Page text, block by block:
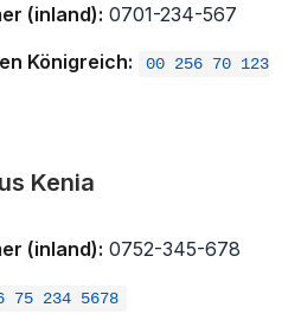
(inland): 0701-234-567
Königreich:
00 256 70 123
Kenia
(inland): 0752-345-678
75 234 5678